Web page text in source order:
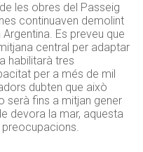
les obres del Passeig
continuaven demolint
Es preveu que
central per adaptar
habilitarà tres
per a més de mil
dubten que això
serà fins a mitjan gener
devora la mar, aquesta
preocupacions.